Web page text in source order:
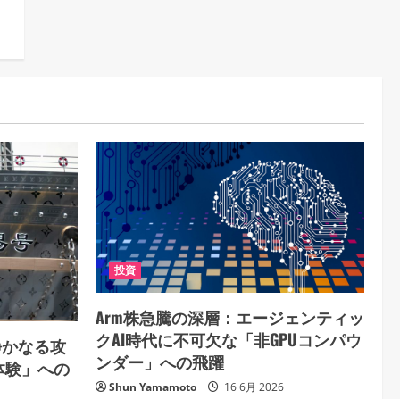
なる攻
験」への
投資
Arm株急騰の深層：エージェンティッ
クAI時代に不可欠な「非GPUコンパウ
ンダー」への飛躍
Shun Yamamoto 16 6月 2026